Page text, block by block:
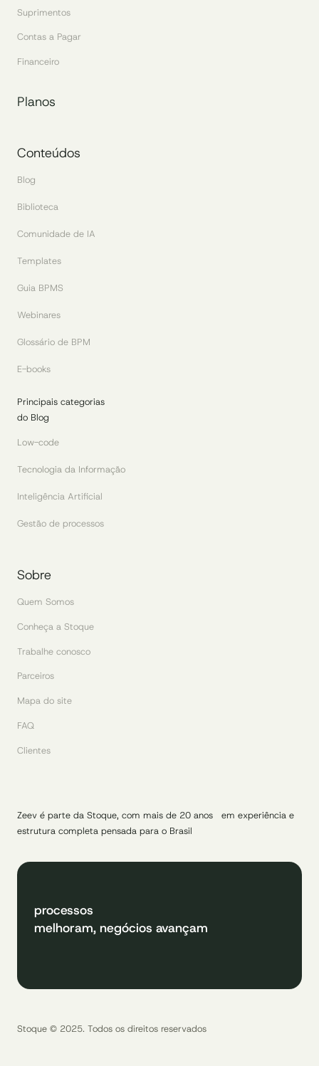
Suprimentos
Contas a Pagar
Financeiro
Planos
Conteúdos
Blog
Biblioteca
Comunidade de IA
Templates
Guia BPMS
Webinares
Glossário de BPM
E-books
Principais categorias
do Blog
Low-code
Tecnologia da Informação
Inteligência Artificial
Gestão de processos
Sobre
Quem Somos
Conheça a Stoque
Trabalhe conosco
Parceiros
Mapa do site
FAQ
Clientes
Zeev é parte da Stoque, com mais de 20 anos em experiência e
estrutura completa pensada para o Brasil
processos
melhoram, negócios avançam
Stoque © 2025. Todos os direitos reservados